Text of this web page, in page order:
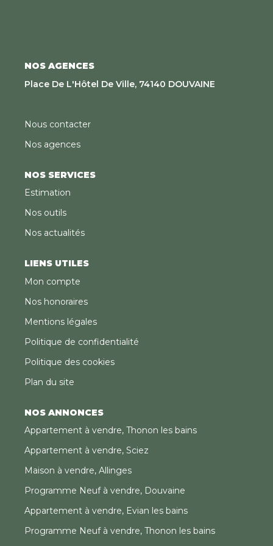
NOS AGENCES
Place De L'Hôtel De Ville, 74140 DOUVAINE
Nous contacter
Nos agences
NOS SERVICES
Estimation
Nos outils
Nos actualités
LIENS UTILES
Mon compte
Nos honoraires
Mentions légales
Politique de confidentialité
Politique des cookies
Plan du site
NOS ANNONCES
Appartement à vendre, Thonon les bains
Appartement à vendre, Sciez
Maison à vendre, Allinges
Programme Neuf à vendre, Douvaine
Appartement à vendre, Evian les bains
Programme Neuf à vendre, Thonon les bains